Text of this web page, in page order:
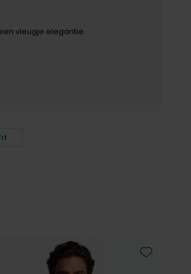
vleugje elegantie.
aan favorieten